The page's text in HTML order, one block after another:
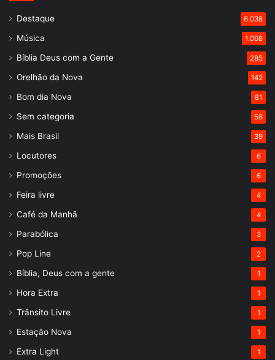
Destaque 6.038
Música 1.008
Bíblia Deus com a Gente 285
Orelhão da Nova 142
Bom dia Nova 81
Sem categoria 56
Mais Brasil 39
Locutores 6
Promoções 6
Feira livre 4
Café da Manhã 4
Parabólica 3
Pop Line 2
Bíblia, Deus com a gente 1
Hora Extra 1
Trânsito Livre 1
Estação Nova 1
Extra Light 1